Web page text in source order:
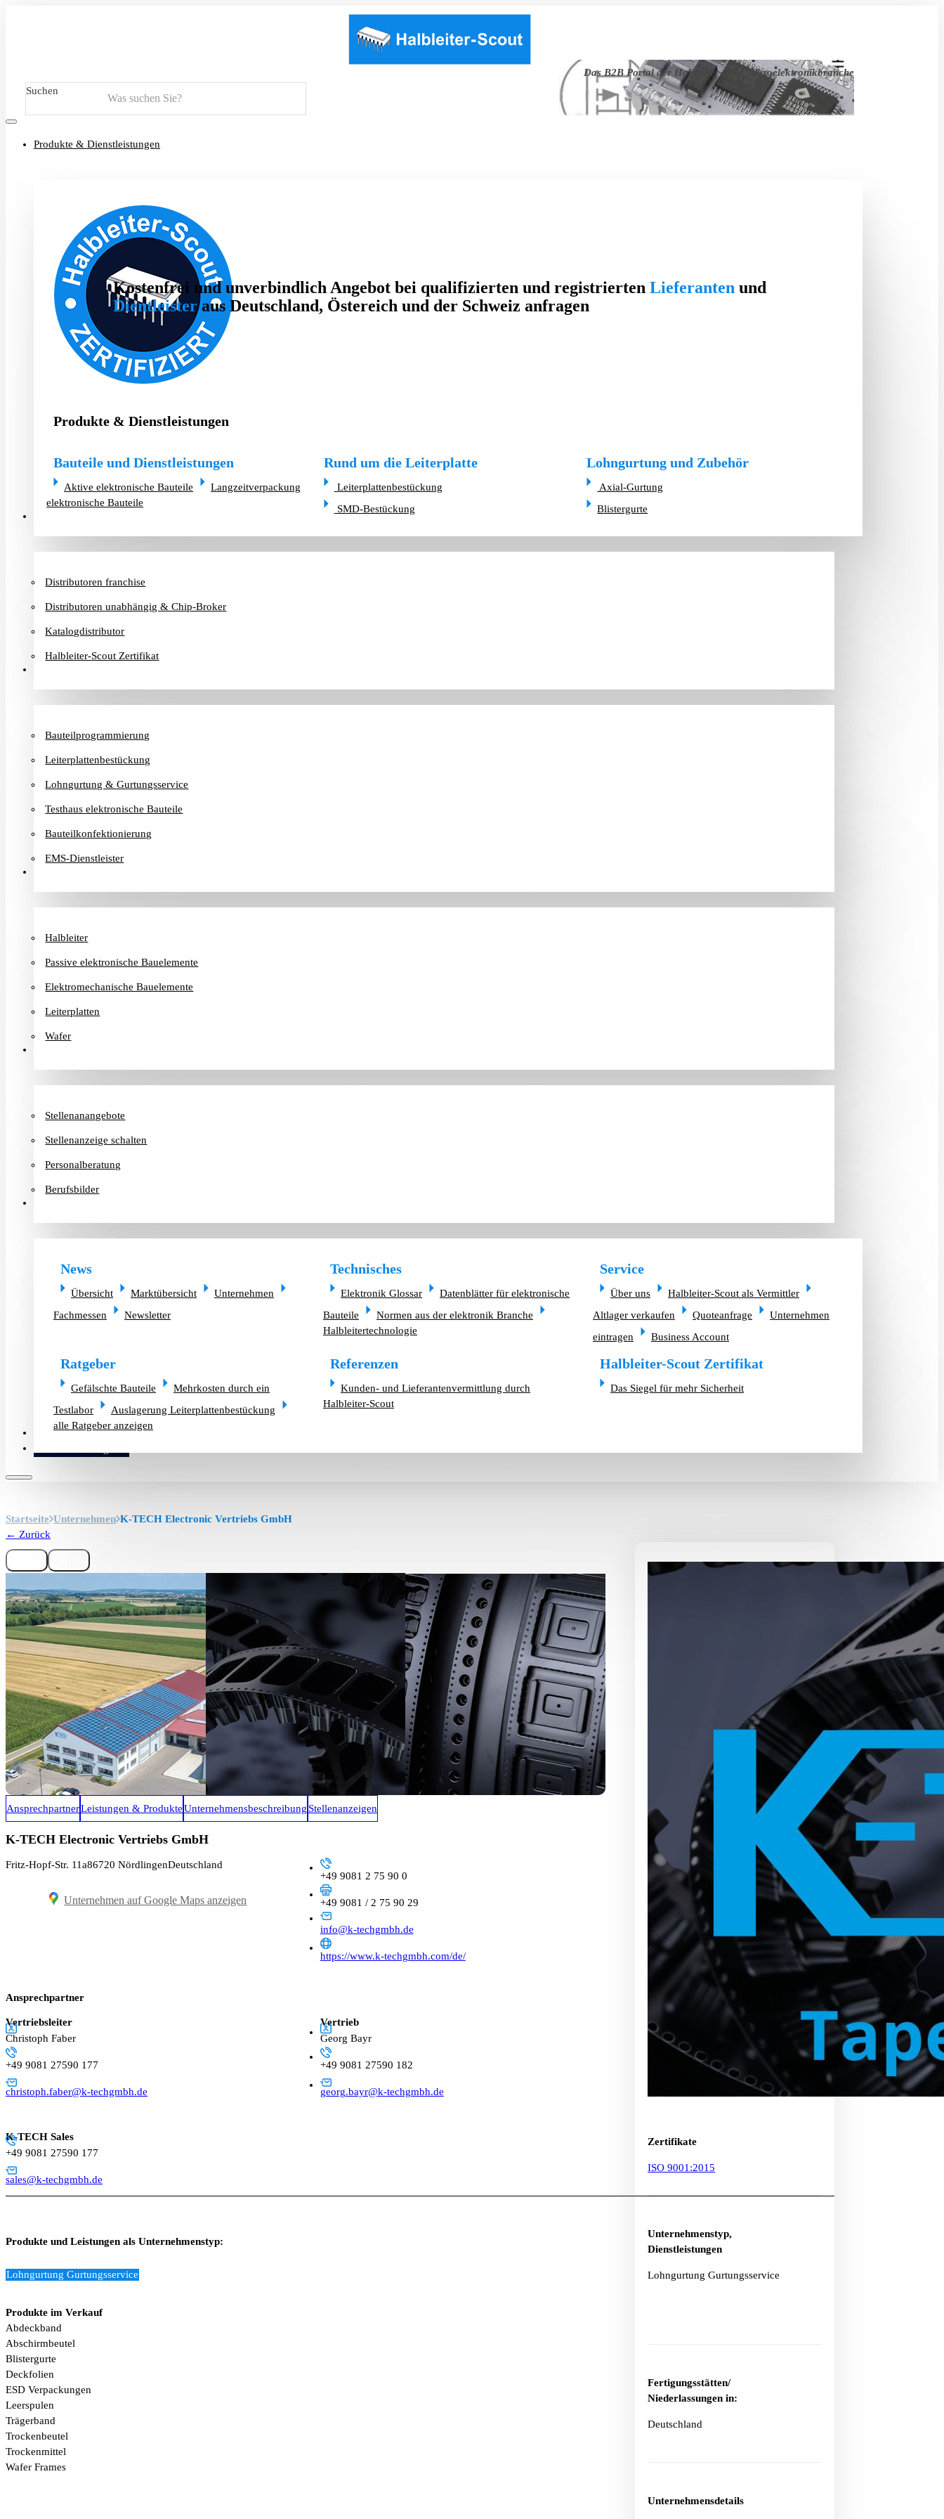
Das B2B Portal der Halbleiter- und Mikroelektronikbranche
Suchen
Produkte & Dienstleistungen
Kostenfrei und unverbindlich Angebot bei qualifizierten und registrierten Lieferanten und
Dientleisteraus Deutschland, Östereich und der Schweiz anfragen
Produkte & Dienstleistungen
Bauteile und Dienstleistungen
Aktive elektronische Bauteile
Langzeitverpackung
elektronische Bauteile
Rund um die Leiterplatte
Leiterplattenbestückung
SMD-Bestückung
Lohngurtung und Zubehör
Axial-Gurtung
Blistergurte
Distributoren franchise
Distributoren unabhängig & Chip-Broker
Katalogdistributor
Halbleiter-Scout Zertifikat
Bauteilprogrammierung
Leiterplattenbestückung
Lohngurtung & Gurtungsservice
Testhaus elektronische Bauteile
Bauteilkonfektionierung
EMS-Dienstleister
Halbleiter
Passive elektronische Bauelemente
Elektromechanische Bauelemente
Leiterplatten
Wafer
Stellenanangebote
Stellenanzeige schalten
Personalberatung
Berufsbilder
News
Übersicht Marktübersicht
Unternehmen
Fachmessen
Newsletter
Technisches
Elektronik Glossar
Datenblätter für elektronische
Bauteile
Normen aus der elektronik Branche
Halbleitertechnologie
Service
Über uns
Halbleiter-Scout als Vermittler
Altlager verkaufen
Quoteanfrage
Unternehmen
eintragen
Business Account
Ratgeber
Gefälschte Bauteile
Mehrkosten durch ein
Testlabor
Auslagerung Leiterplattenbestückung
alle Ratgeber anzeigen
Referenzen
Kunden- und Lieferantenvermittlung durch
Halbleiter-Scout
Halbleiter-Scout Zertifikat
Das Siegel für mehr Sicherheit
Altlager verkaufen
Startseite Unternehmen K-TECH Electronic Vertriebs GmbH
← Zurück
AnsprechpartnerLeistungen & ProdukteUnternehmensbeschreibung Stellenanzeigen
K-TECH Electronic Vertriebs GmbH
Fritz-Hopf-Str. 11a86720 NördlingenDeutschland
Unternehmen auf Google Maps anzeigen
+49 9081 2 75 90 0
+49 9081 / 2 75 90 29
info@k-techgmbh.de
https://www.k-techgmbh.com/de/
Ansprechpartner
Vertriebsleiter
Christoph Faber
+49 9081 27590 177
christoph.faber@k-techgmbh.de
Vertrieb
Georg Bayr
+49 9081 27590 182
georg.bayr@k-techgmbh.de
K-TECH Sales
+49 9081 27590 177
sales@k-techgmbh.de
Produkte und Leistungen als Unternehmenstyp:
Lohngurtung Gurtungsservice
Produkte im Verkauf
Abdeckband
Abschirmbeutel
Blistergurte
Deckfolien
ESD Verpackungen
Leerspulen
Trägerband
Trockenbeutel
Trockenmittel
Wafer Frames
Zertifikate
ISO 9001:2015
Unternehmenstyp,
Dienstleistungen
Lohngurtung Gurtungsservice
Fertigungsstätten/
Niederlassungen in:
Deutschland
Unternehmensdetails